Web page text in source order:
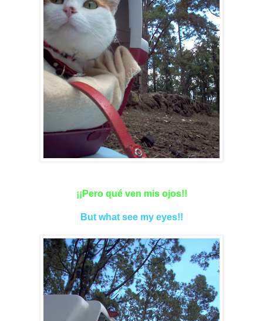
¡¡Pero qué ven mis ojos!!
But what see my eyes!!